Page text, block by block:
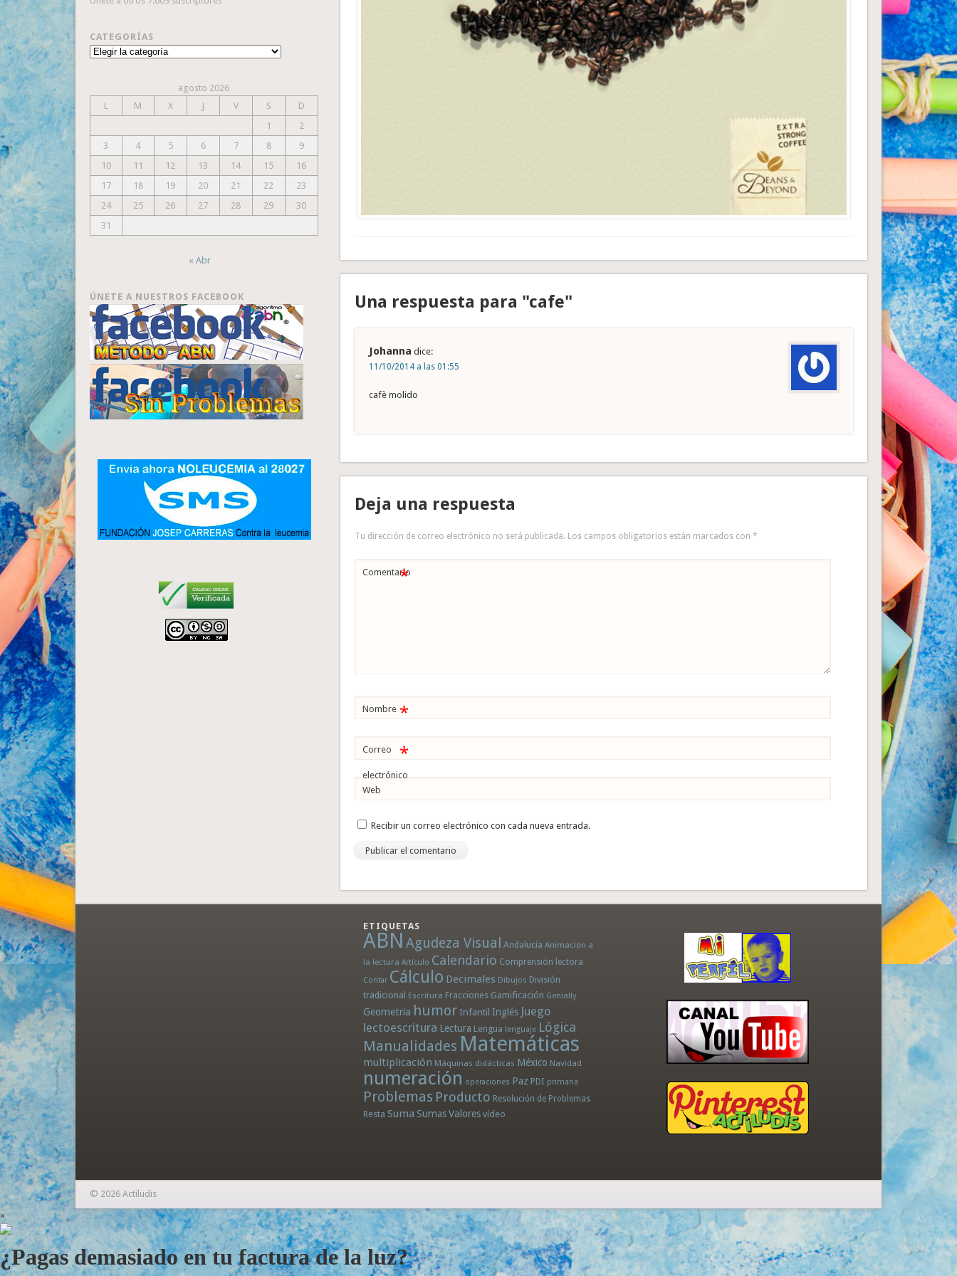
Una respuesta para "cafe"
Johanna dice:
11/10/2014 a las 01:55
cafè molido
Deja una respuesta
Tu dirección de correo electrónico no será publicada. Los campos obligatorios están marcados con*
Comentario
*
Nombre *
Correo
electrónico
*
Web
Recibir un correo electrónico con cada nueva entrada.
CATEGORÍAS
Categorías
agosto 2026
L
M X J V S
D
1
2
3
4 5 6 7 8
9
10
11 12 13 14 15
16
17
18 19 20 21 22
23
24
25 26 27 28 29
30
31
« Abr
ÚNETE A NUESTROS FACEBOOK
ETIQUETAS
ABN Agudeza Visual Andalucía Animación a
la lectura Artículo Calendario Comprensión lectora
Contar Cálculo Decimales Dibujos División
tradicional Escritura Fracciones Gamificación Genially
Geometría humor Infantil Inglés Juego
lectoescritura Lectura Lengua lenguaje Lógica
Manualidades Matemáticas
multiplicación Máquinas didácticas México Navidad
numeración operaciones Paz PDI primaria
Problemas Producto Resolución de Problemas
Resta Suma SumasValores vídeo
© 2026 Actiludis
×
¿Pagas demasiado en tu factura de la luz?